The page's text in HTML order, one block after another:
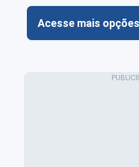
Acesse mais